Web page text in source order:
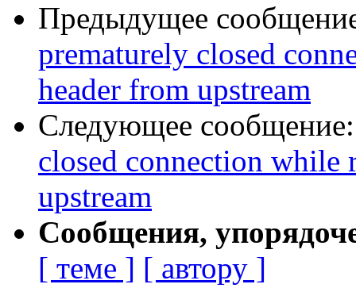
Предыдущее
prematurely closed
header from upstream
Следующее
closed connection while
upstream
Сообщения,
[ теме ] [ автору ]